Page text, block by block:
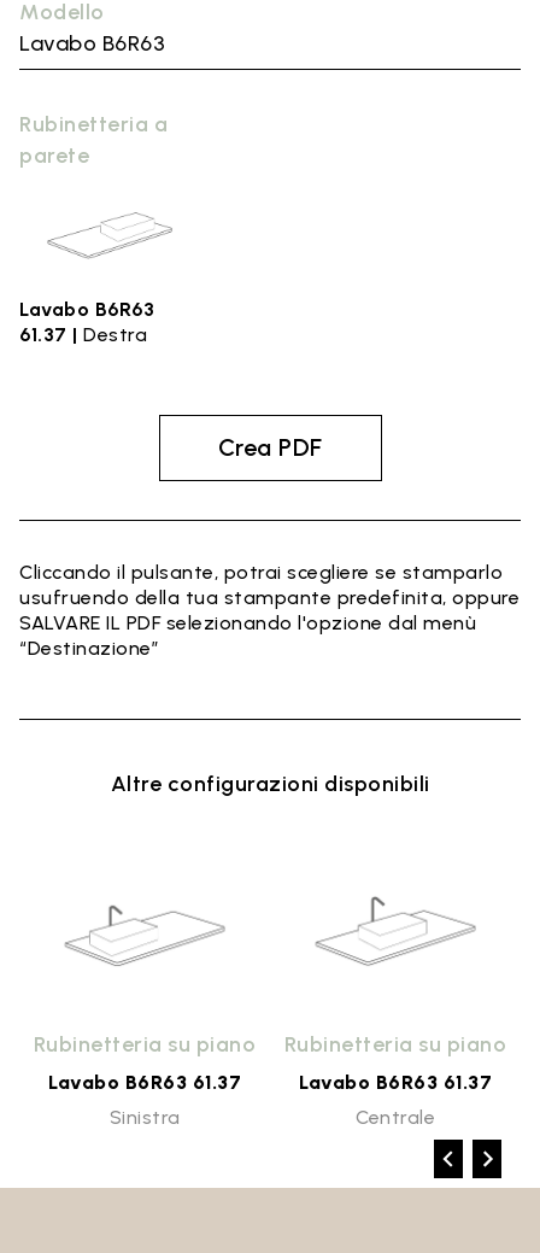
Modello
Lavabo B6R63
Rubinetteria a
parete
Lavabo B6R63
61.37 | Destra
Crea PDF
Cliccando il pulsante, potrai scegliere se stamparlo
usufruendo della tua stampante predefinita, oppure
SALVARE IL PDF selezionando l'opzione dal menù
“Destinazione”
Altre configurazioni disponibili
Rubinetteria su piano
Lavabo B6R63 61.37
Sinistra
Rubinetteria su piano
Lavabo B6R63 61.37
Centrale